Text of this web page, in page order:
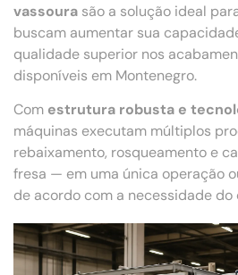
vassoura são a solução ideal
buscam aumentar sua
qualidade superior nos
disponíveis em Montenegro.
Com estrutura robusta e
máquinas executam múltiplos
rebaixamento, rosqueamento e
fresa — em uma única operação
de acordo com a necessidade do